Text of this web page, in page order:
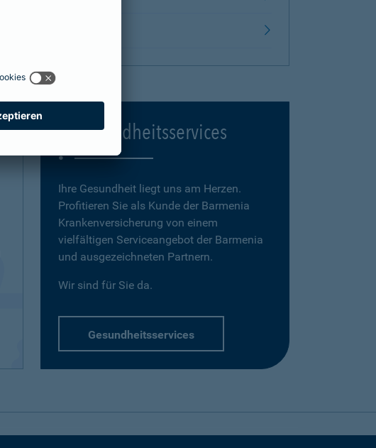
Gesundheitsservices
Ihre Gesundheit liegt uns am Herzen.
Profitieren Sie als Kunde der Barmenia
Krankenversicherung von einem
vielfältigen Serviceangebot der Barmenia
und ausgezeichneten Partnern.
Wir sind für Sie da.
Gesundheitsservices